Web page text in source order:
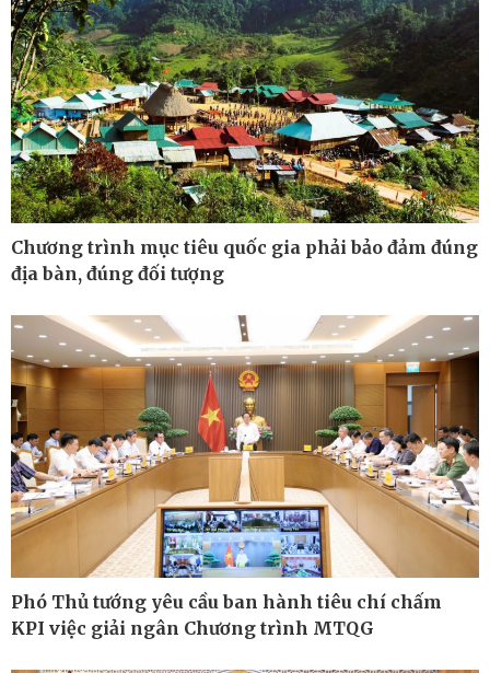
Thế giới
Quan sát
Cuộc sống đó đây
Hồ sơ
Multimedia
Ảnh
Video
Chương trình mục tiêu quốc gia phải bảo đảm đúng
địa bàn, đúng đối tượng
Phó Thủ tướng yêu cầu ban hành tiêu chí chấm
KPI việc giải ngân Chương trình MTQG